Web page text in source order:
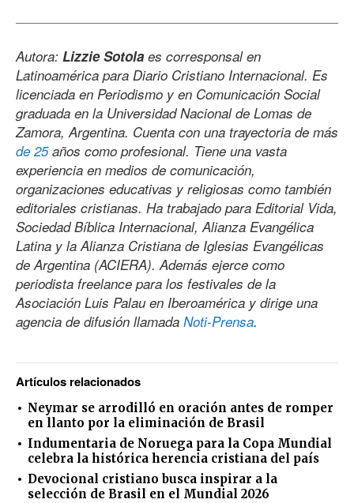
Autora: Lizzie Sotola es corresponsal en
Latinoamérica para Diario Cristiano Internacional. Es
licenciada en Periodismo y en Comunicación Social
graduada en la Universidad Nacional de Lomas de
Zamora, Argentina. Cuenta con una trayectoria de más
de 25años como profesional. Tiene una vasta
experiencia en medios de comunicación,
organizaciones educativas y religiosas como también
editoriales cristianas. Ha trabajado para Editorial Vida,
Sociedad Bíblica Internacional, Alianza Evangélica
Latina y la Alianza Cristiana de Iglesias Evangélicas
de Argentina (ACIERA). Además ejerce como
periodista freelance para los festivales de la
Asociación Luis Palau en Iberoamérica y dirige una
agencia de difusión llamada Noti-Prensa.
Artículos relacionados
Neymar se arrodilló en oración antes de romper
en llanto por la eliminación de Brasil
Indumentaria de Noruega para la Copa Mundial
celebra la histórica herencia cristiana del país
Devocional cristiano busca inspirar a la
selección de Brasil en el Mundial 2026